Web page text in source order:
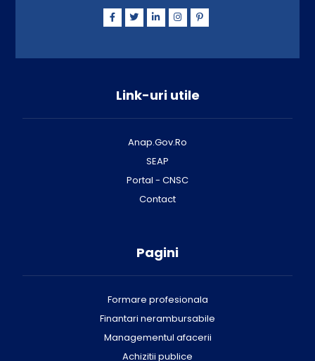
Link-uri utile
Anap.Gov.Ro
SEAP
Portal - CNSC
Contact
Pagini
Formare profesionala
Finantari nerambursabile
Managementul afacerii
Achizitii publice